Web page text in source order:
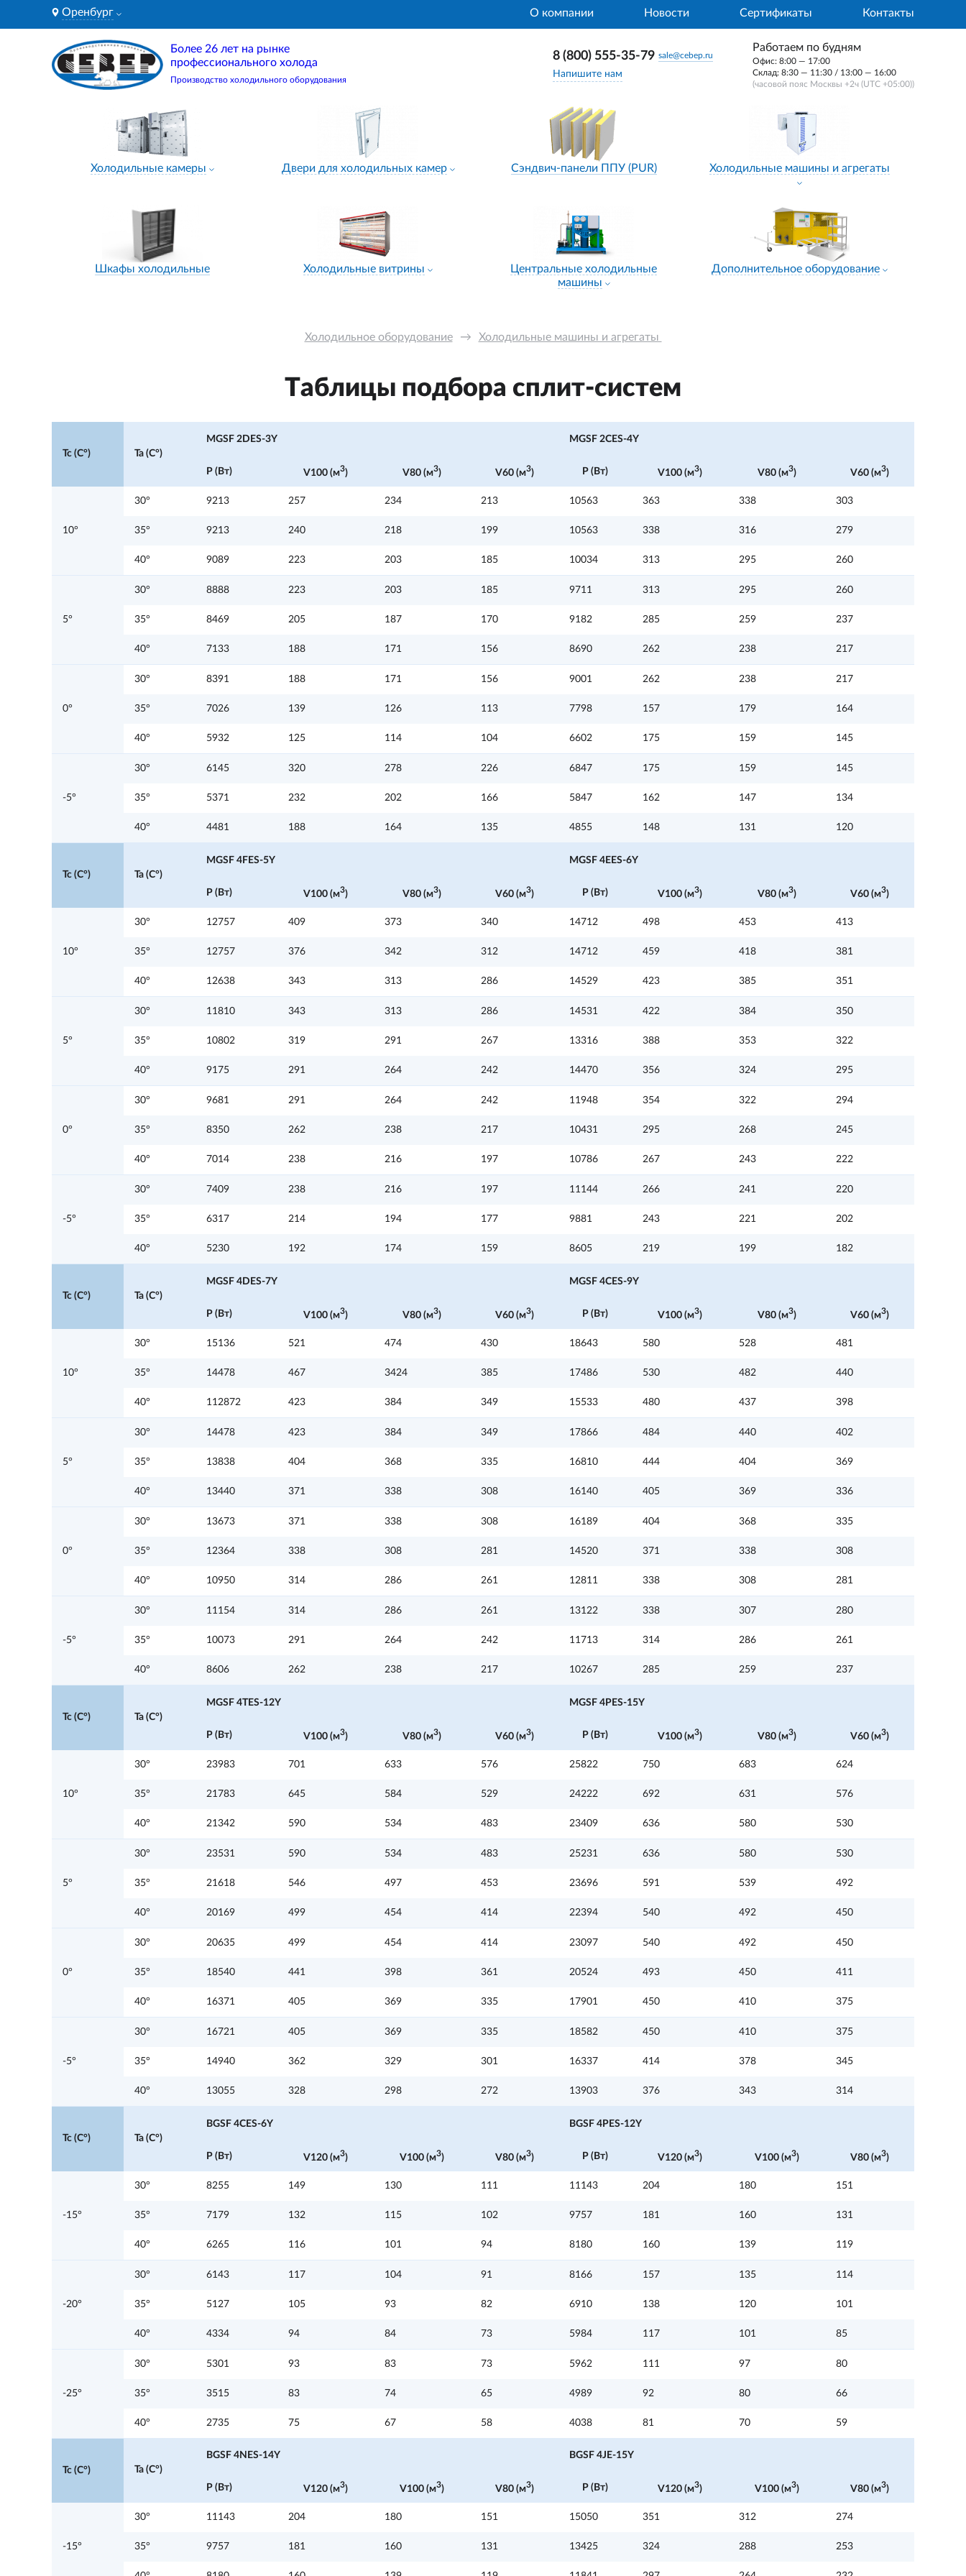
Оренбург О компании Новости Сертификаты Контакты
Более 26 лет на рынке
профессионального холода
Производство холодильного оборудования
8 (800) 555-35-79 sale@cebep.ru
Напишите нам
Работаем по будням
Офис: 8:00 — 17:00
Склад: 8:30 — 11:30 / 13:00 — 16:00
(часовой пояс Москвы +2ч (UTC +05:00))
Холодильные камеры Двери для холодильных камер Сэндвич-панели ППУ (PUR) Холодильные машины и агрегаты
Шкафы холодильные Холодильные витрины
Центральные холодильные
машины
Дополнительное оборудование
Холодильное оборудование → Холодильные машины и агрегаты
Таблицы подбора сплит-систем
Tc (C°) Ta (C°)
MGSF 2DES-3Y MGSF 2CES-4Y
P (Вт) V100 (м3) V80 (м3) V60 (м3) P (Вт) V100 (м3) V80 (м3) V60 (м3)
10°
30° 9213 257 234 213 10563 363 338 303
35° 9213 240 218 199 10563 338 316 279
40° 9089 223 203 185 10034 313 295 260
5°
30° 8888 223 203 185 9711 313 295 260
35° 8469 205 187 170 9182 285 259 237
40° 7133 188 171 156 8690 262 238 217
0°
30° 8391 188 171 156 9001 262 238 217
35° 7026 139 126 113 7798 157 179 164
40° 5932 125 114 104 6602 175 159 145
-5°
30° 6145 320 278 226 6847 175 159 145
35° 5371 232 202 166 5847 162 147 134
40° 4481 188 164 135 4855 148 131 120
Tc (C°) Ta (C°)
MGSF 4FES-5Y MGSF 4ЕES-6Y
P (Вт) V100 (м3) V80 (м3) V60 (м3) P (Вт) V100 (м3) V80 (м3) V60 (м3)
10°
30° 12757 409 373 340 14712 498 453 413
35° 12757 376 342 312 14712 459 418 381
40° 12638 343 313 286 14529 423 385 351
5°
30° 11810 343 313 286 14531 422 384 350
35° 10802 319 291 267 13316 388 353 322
40° 9175 291 264 242 14470 356 324 295
0°
30° 9681 291 264 242 11948 354 322 294
35° 8350 262 238 217 10431 295 268 245
40° 7014 238 216 197 10786 267 243 222
-5°
30° 7409 238 216 197 11144 266 241 220
35° 6317 214 194 177 9881 243 221 202
40° 5230 192 174 159 8605 219 199 182
Tc (C°) Ta (C°)
MGSF 4DES-7Y MGSF 4CES-9Y
P (Вт) V100 (м3) V80 (м3) V60 (м3) P (Вт) V100 (м3) V80 (м3) V60 (м3)
10°
30° 15136 521 474 430 18643 580 528 481
35° 14478 467 3424 385 17486 530 482 440
40° 112872 423 384 349 15533 480 437 398
5°
30° 14478 423 384 349 17866 484 440 402
35° 13838 404 368 335 16810 444 404 369
40° 13440 371 338 308 16140 405 369 336
0°
30° 13673 371 338 308 16189 404 368 335
35° 12364 338 308 281 14520 371 338 308
40° 10950 314 286 261 12811 338 308 281
-5°
30° 11154 314 286 261 13122 338 307 280
35° 10073 291 264 242 11713 314 286 261
40° 8606 262 238 217 10267 285 259 237
Tc (C°) Ta (C°)
MGSF 4TES-12Y MGSF 4РES-15Y
P (Вт) V100 (м3) V80 (м3) V60 (м3) P (Вт) V100 (м3) V80 (м3) V60 (м3)
10°
30° 23983 701 633 576 25822 750 683 624
35° 21783 645 584 529 24222 692 631 576
40° 21342 590 534 483 23409 636 580 530
5°
30° 23531 590 534 483 25231 636 580 530
35° 21618 546 497 453 23696 591 539 492
40° 20169 499 454 414 22394 540 492 450
0°
30° 20635 499 454 414 23097 540 492 450
35° 18540 441 398 361 20524 493 450 411
40° 16371 405 369 335 17901 450 410 375
-5°
30° 16721 405 369 335 18582 450 410 375
35° 14940 362 329 301 16337 414 378 345
40° 13055 328 298 272 13903 376 343 314
Tc (C°) Ta (C°)
BGSF 4CES-6Y BGSF 4PES-12Y
P (Вт) V120 (м3) V100 (м3) V80 (м3) P (Вт) V120 (м3) V100 (м3) V80 (м3)
-15°
30° 8255 149 130 111 11143 204 180 151
35° 7179 132 115 102 9757 181 160 131
40° 6265 116 101 94 8180 160 139 119
-20°
30° 6143 117 104 91 8166 157 135 114
35° 5127 105 93 82 6910 138 120 101
40° 4334 94 84 73 5984 117 101 85
-25°
30° 5301 93 83 73 5962 111 97 80
35° 3515 83 74 65 4989 92 80 66
40° 2735 75 67 58 4038 81 70 59
Tc (C°) Ta (C°)
BGSF 4NES-14Y BGSF 4JE-15Y
P (Вт) V120 (м3) V100 (м3) V80 (м3) P (Вт) V120 (м3) V100 (м3) V80 (м3)
-15°
30° 11143 204 180 151 15050 351 312 274
35° 9757 181 160 131 13425 324 288 253